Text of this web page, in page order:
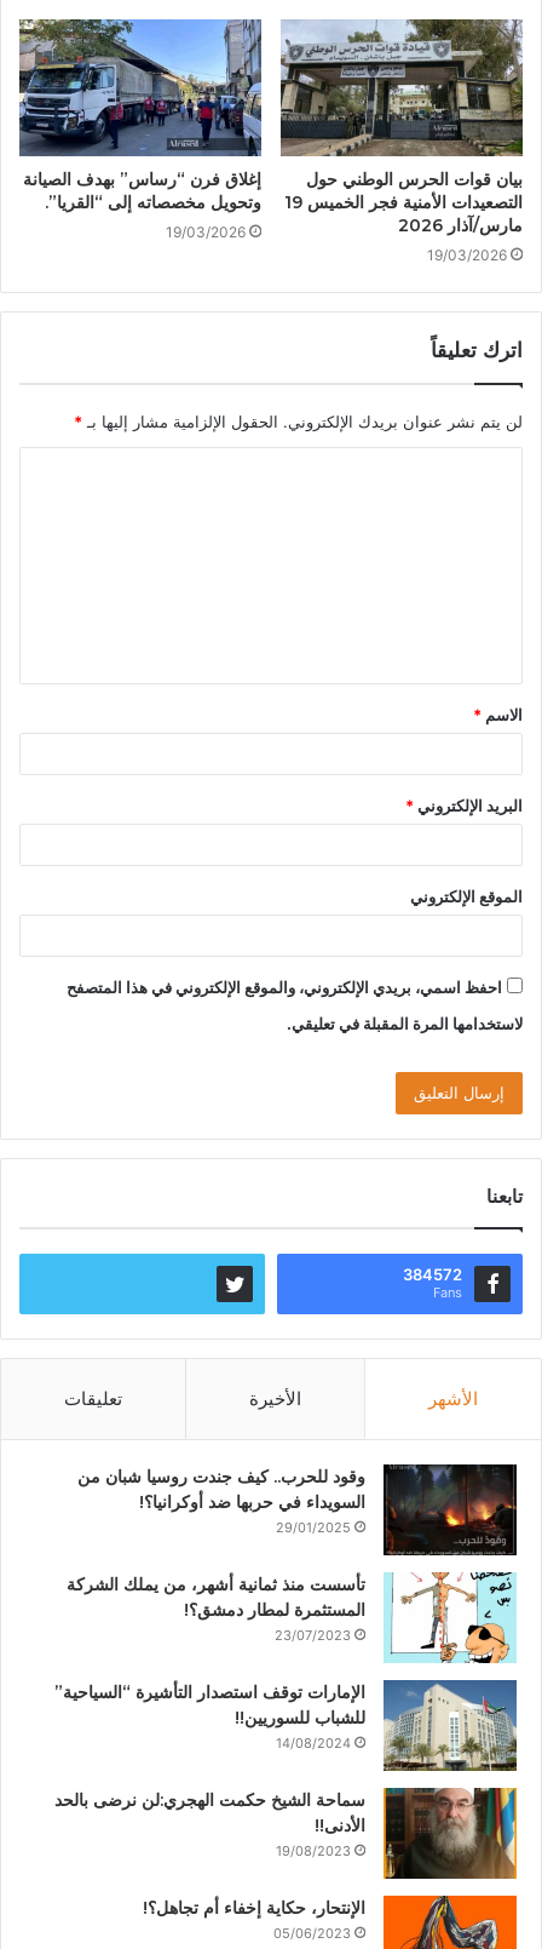
بيان قوات الحرس الوطني حول
التصعيدات الأمنية فجر الخميس 19
مارس/آذار 2026
19/03/2026
إغلاق فرن “رساس” بهدف الصيانة
وتحويل مخصصاته إلى “القريا”.
19/03/2026
اترك تعليقاً
لن يتم نشر عنوان بريدك الإلكتروني. الحقول الإلزامية مشار إليها بـ *
ق
*
الاسم *
البريد الإلكتروني*
الموقع الإلكتروني
احفظ اسمي، بريدي الإلكتروني، والموقع الإلكتروني في هذا المتصفح
لاستخدامها المرة المقبلة في تعليقي.
تابعنا
384572
Fans
الأشهر الأخيرة تعليقات
وقود للحرب.. كيف جندت روسيا شبان من
السويداء في حربها ضد أوكرانيا؟!
29/01/2025
تأسست منذ ثمانية أشهر، من يملك الشركة
المستثمرة لمطار دمشق؟!
23/07/2023
الإمارات توقف استصدار التأشيرة “السياحية”
للشباب للسوريين!!
14/08/2024
سماحة الشيخ حكمت الهجري:لن نرضى بالحد
الأدنى!!
19/08/2023
الإنتحار، حكاية إخفاء أم تجاهل؟!
05/06/2023